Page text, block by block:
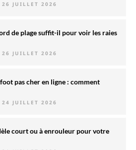
26 JUILLET 2026
de plage suffit-il pour voir les raies
26 JUILLET 2026
pas cher en ligne : comment
24 JUILLET 2026
court ou à enrouleur pour votre